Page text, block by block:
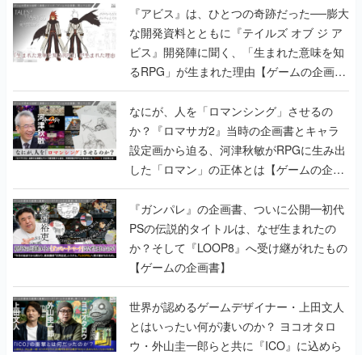
『アビス』は、ひとつの奇跡だった──膨大
な開発資料とともに『テイルズ オブ ジ ア
ビス』開発陣に聞く、「生まれた意味を知
るRPG」が生まれた理由【ゲームの企画
書】
なにが、人を「ロマンシング」させるの
か？『ロマサガ2』当時の企画書とキャラ
設定画から迫る、河津秋敏がRPGに生み出
した「ロマン」の正体とは【ゲームの企画
書】
『ガンパレ』の企画書、ついに公開━初代
PSの伝説的タイトルは、なぜ生まれたの
か？そして『LOOP8』へ受け継がれたもの
【ゲームの企画書】
世界が認めるゲームデザイナー・上田文人
とはいったい何が凄いのか？ ヨコオタロ
ウ・外山圭一郎らと共に『ICO』に込めら